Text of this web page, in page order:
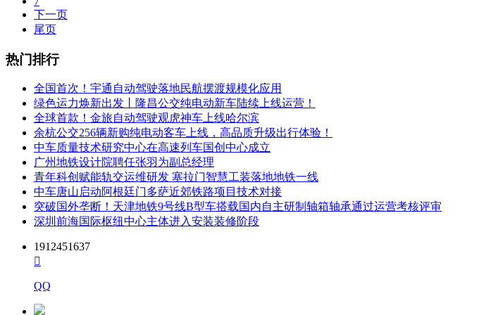
下一页
尾页
热门排行
全国首次！宇通自动驾驶落地民航摆渡规模化应用
绿色运力焕新出发丨隆昌公交纯电动新车陆续上线运营！
全球首款！金旅自动驾驶观虎神车上线哈尔滨
余杭公交256辆新购纯电动客车上线，高品质升级出行体验！
中车质量技术研究中心在高速列车国创中心成立
广州地铁设计院聘任张羽为副总经理
青年科创赋能轨交运维研发 塞拉门智慧工装落地地铁一线
中车唐山启动阿根廷门多萨近郊铁路项目技术对接
突破国外垄断！天津地铁9号线B型车搭载国内自主研制轴箱轴承通过运营考核评审
深圳前海国际枢纽中心主体进入安装装修阶段
1912451637

QQ